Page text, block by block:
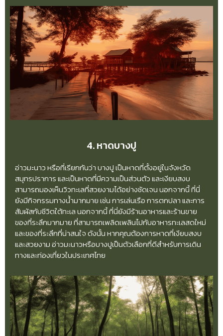
4. หาดบางปู
อ่าวมะนาว หรือที่เรียกกันว่า บางปู เป็นหาดที่ตั้งอยู่ในจังหวัด
สมุทรปราการ และเป็นหาดที่มีความเป็นส่วนตัว และเงียบสงบ
สามารถมองเห็นวิวทะเลที่สวยงามได้อย่างชัดเจน นอกจากนี้ ที่นี่
ยังมีกิจกรรมทางน้ำมากมาย เช่น การเล่นเรือ การตกปลา และการ
สัมผัสกับชีวิตใต้ทะเล นอกจากนี้ ที่นี่ยังมีร้านอาหารและร้านขาย
ของที่ระลึกมากมาย ที่สามารถเพลิดเพลินไปกับอาหารทะเลสดใหม่
และของที่ระลึกที่น่าสนใจ ดังนั้น หากคุณต้องการหาดที่เงียบสงบ
และสวยงาม อ่าวมะนาวหรือบางปูเป็นตัวเลือกที่ดีสำหรับการเดิน
ทางและท่องเที่ยวในประเทศไทย